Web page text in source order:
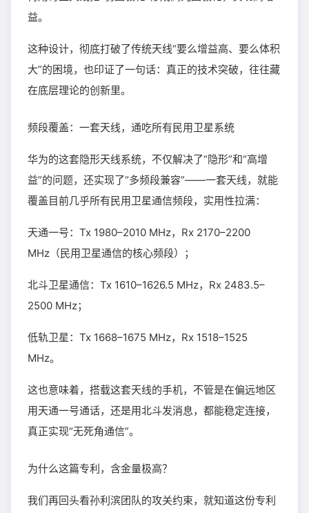
益。
这种设计，彻底打破了传统天线“要么增益高、要么体积
大”的困境，也印证了一句话：真正的技术突破，往往藏
在底层理论的创新里。
频段覆盖：一套天线，通吃所有民用卫星系统
华为的这套隐形天线系统，不仅解决了“隐形”和“高增
益”的问题，还实现了“多频段兼容”——一套天线，就能
覆盖目前几乎所有民用卫星通信频段，实用性拉满：
天通一号：Tx 1980–2010 MHz，Rx 2170–2200
MHz（民用卫星通信的核心频段）；
北斗卫星通信：Tx 1610–1626.5 MHz，Rx 2483.5–
2500 MHz；
低轨卫星：Tx 1668–1675 MHz，Rx 1518–1525
MHz。
这也意味着，搭载这套天线的手机，不管是在偏远地区
用天通一号通话，还是用北斗发消息，都能稳定连接，
真正实现“无死角通信”。
为什么这篇专利，含金量极高？
我们再回头看孙利滨团队的攻关约束，就知道这份专利